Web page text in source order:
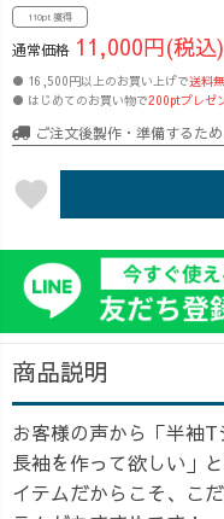
110pt 獲得
通常価格 11,000円(税込)
● 16,500円以上のお買い上げで送料
● はじめてのお買い物で200ptプレゼ
ご注文後製作・準備するた
favorite
商品説明
お客様の声から「半袖
長袖を作って欲しい」
イテムだからこそ、こ